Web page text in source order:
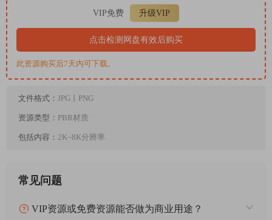
VIP免费 升级VIP
点击检测网盘有效后购买
此资源购买后7天内可下载。
文件格式： JPG丨PNG
资源类型： PBR材质
包括内容： 2K~8K分辨率
常见问题
VIP资源或免费资源能否做为商业用途？